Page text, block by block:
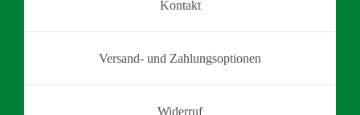
Kontakt
Versand- und Zahlungsoptionen
Widerruf